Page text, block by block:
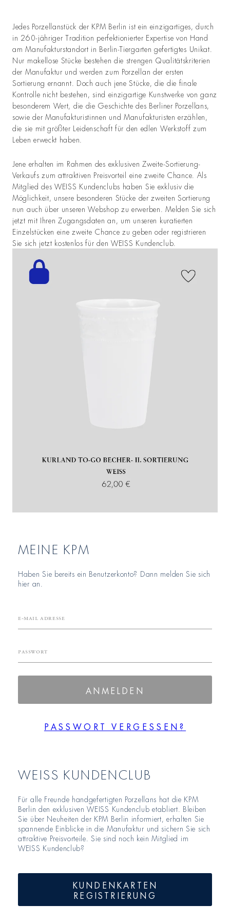
Jedes Porzellanstück der KPM Berlin ist ein einzigartiges, durch
in 260-jähriger Tradition perfektionierter Expertise von Hand
am Manufakturstandort in Berlin-Tiergarten gefertigtes Unikat.
Nur makellose Stücke bestehen die strengen Qualitätskriterien
der Manufaktur und werden zum Porzellan der ersten
Sortierung ernannt. Doch auch jene Stücke, die die finale
Kontrolle nicht bestehen, sind einzigartige Kunstwerke von ganz
besonderem Wert, die die Geschichte des Berliner Porzellans,
sowie der Manufakturistinnen und Manufakturisten erzählen,
die sie mit größter Leidenschaft für den edlen Werkstoff zum
Leben erweckt haben.
Jene erhalten im Rahmen des exklusiven Zweite-Sortierung-
Verkaufs zum attraktiven Preisvorteil eine zweite Chance. Als
Mitglied des WEISS Kundenclubs haben Sie exklusiv die
Möglichkeit, unsere besonderen Stücke der zweiten Sortierung
nun auch über unseren Webshop zu erwerben. Melden Sie sich
jetzt mit Ihren Zugangsdaten an, um unseren kuratierten
Einzelstücken eine zweite Chance zu geben oder registrieren
Sie sich jetzt kostenlos für den WEISS Kundenclub.
MEINE KPM
Haben Sie bereits ein Benutzerkonto? Dann melden Sie sich
hier an.
E-Mail Adresse
Passwort
ANMELDEN
PASSWORT VERGESSEN?
WEISS KUNDENCLUB
Für alle Freunde handgefertigten Porzellans hat die KPM
Berlin den exklusiven WEISS Kundenclub etabliert. Bleiben
Sie über Neuheiten der KPM Berlin informiert, erhalten Sie
spannende Einblicke in die Manufaktur und sichern Sie sich
attraktive Preisvorteile. Sie sind noch kein Mitglied im
WEISS Kundenclub?
KUNDENKARTEN
REGISTRIERUNG